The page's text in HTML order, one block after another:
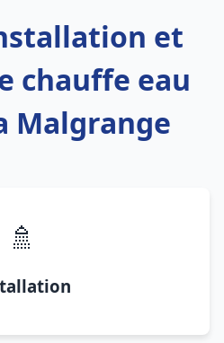
et
chauffe eau
Malgrange
🚿